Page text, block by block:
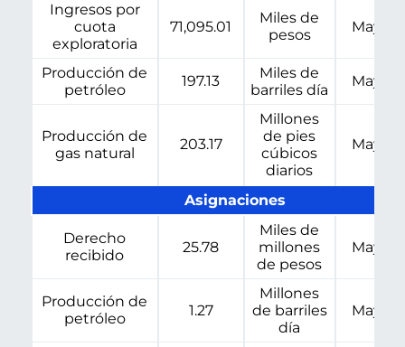
Ingresos por
cuota
exploratoria
71,095.01
Miles de
pesos
May-
Producción de
petróleo
197.13
Miles de
barriles día
May-
Producción de
gas natural
203.17
Millones
de pies
cúbicos
diarios
May-
Asignaciones
Derecho
recibido
25.78
Miles de
millones
de pesos
May-
Producción de
petróleo
1.27
Millones
de barriles
día
May-